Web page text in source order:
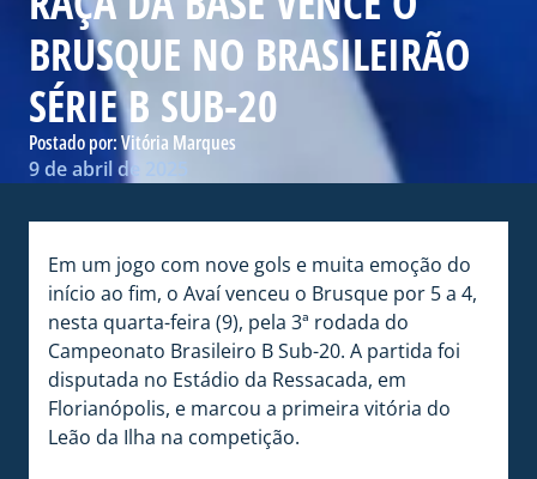
BRUSQUE NO BRASILEIRÃO
SÉRIE B SUB-20
Postado por:Vitória Marques
9 de abril de 2025
Em um jogo com nove gols e muita emoção do
início ao fim, o Avaí venceu o Brusque por 5 a 4,
nesta quarta-feira (9), pela 3ª rodada do
Campeonato Brasileiro B Sub-20. A partida foi
disputada no Estádio da Ressacada, em
Florianópolis, e marcou a primeira vitória do
Leão da Ilha na competição.